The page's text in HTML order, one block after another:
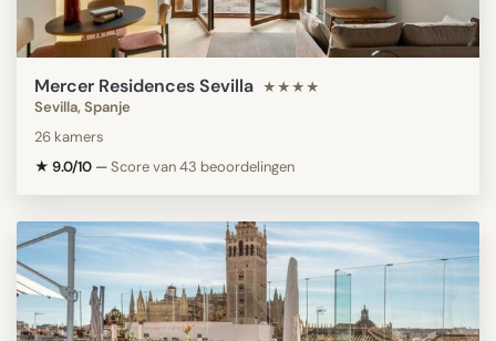
Mercer Residences Sevilla ★★★★
Sevilla, Spanje
26 kamers
★ 9.0/10 —Score van 43 beoordelingen